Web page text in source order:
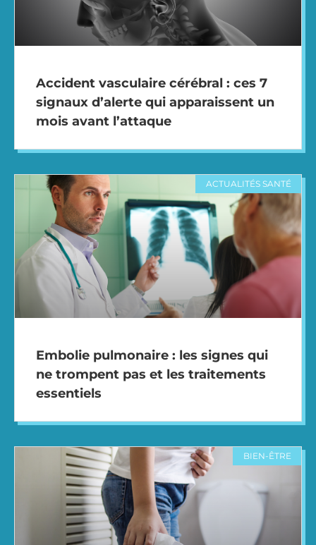
Accident vasculaire cérébral : ces 7
signaux d’alerte qui apparaissent un
mois avant l’attaque
ACTUALITÉS SANTÉ
Embolie pulmonaire : les signes qui
ne trompent pas et les traitements
essentiels
BIEN-ÊTRE